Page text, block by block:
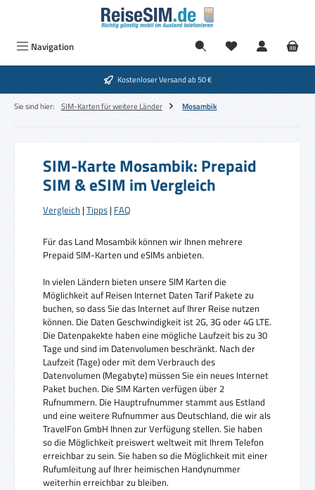
Zum Hauptinhalt springen
Navigation
Kostenloser Versand ab 50 €
Sie sind hier: SIM-Karten für weitere Länder Mosambik
SIM-Karte Mosambik: Prepaid
SIM & eSIM im Vergleich
Vergleich | Tipps | FAQ
Für das Land Mosambik können wir Ihnen mehrere
Prepaid SIM-Karten und eSIMs anbieten.
In vielen Ländern bieten unsere SIM Karten die
Möglichkeit auf Reisen Internet Daten Tarif Pakete zu
buchen, so dass Sie das Internet auf Ihrer Reise nutzen
können. Die Daten Geschwindigkeit ist 2G, 3G oder 4G LTE.
Die Datenpakekte haben eine mögliche Laufzeit bis zu 30
Tage und sind im Datenvolumen beschränkt. Nach der
Laufzeit (Tage) oder mit dem Verbrauch des
Datenvolumen (Megabyte) müssen Sie ein neues Internet
Paket buchen. Die SIM Karten verfügen über 2
Rufnummern. Die Hauptrufnummer stammt aus Estland
und eine weitere Rufnummer aus Deutschland, die wir als
TravelFon GmbH Ihnen zur Verfügung stellen. Sie haben
so die Möglichkeit preiswert weltweit mit Ihrem Telefon
erreichbar zu sein. Sie haben so die Möglichkeit mit einer
Rufumleitung auf Ihrer heimischen Handynummer
weiterhin erreichbar zu bleiben.